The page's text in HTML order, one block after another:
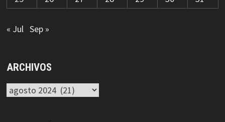
« Jul Sep »
ARCHIVOS
Archivos